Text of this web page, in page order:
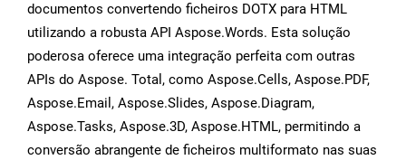
documentos convertendo ficheiros DOTX para HTML
utilizando a robusta API Aspose.Words. Esta solução
poderosa oferece uma integração perfeita com outras
APIs do Aspose. Total, como Aspose.Cells, Aspose.PDF,
Aspose.Email, Aspose.Slides, Aspose.Diagram,
Aspose.Tasks, Aspose.3D, Aspose.HTML, permitindo a
conversão abrangente de ficheiros multiformato nas suas